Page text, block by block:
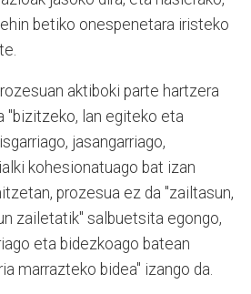
betiko onespenetara iristeko
aktiboki parte hartzera
"bizitzeko, lan egiteko eta
jasangarriago,
kohesionatuago bat izan
prozesua ez da "zailtasun,
zailetatik" salbuetsita egongo,
eta bidezkoago batean
marrazteko bidea" izango da.